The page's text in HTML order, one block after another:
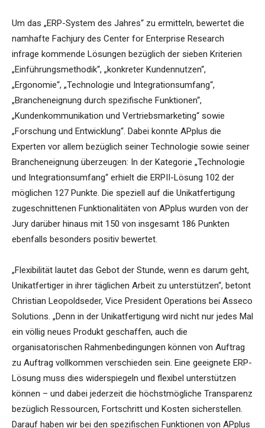
Um das „ERP-System des Jahres“ zu ermitteln, bewertet die
namhafte Fachjury des Center for Enterprise Research
infrage kommende Lösungen bezüglich der sieben Kriterien
„Einführungsmethodik“, „konkreter Kundennutzen“,
„Ergonomie“, „Technologie und Integrationsumfang“,
„Brancheneignung durch spezifische Funktionen“,
„Kundenkommunikation und Vertriebsmarketing“ sowie
„Forschung und Entwicklung“. Dabei konnte APplus die
Experten vor allem bezüglich seiner Technologie sowie seiner
Brancheneignung überzeugen: In der Kategorie „Technologie
und Integrationsumfang“ erhielt die ERPII-Lösung 102 der
möglichen 127 Punkte. Die speziell auf die Unikatfertigung
zugeschnittenen Funktionalitäten von APplus wurden von der
Jury darüber hinaus mit 150 von insgesamt 186 Punkten
ebenfalls besonders positiv bewertet.
„Flexibilität lautet das Gebot der Stunde, wenn es darum geht,
Unikatfertiger in ihrer täglichen Arbeit zu unterstützen“, betont
Christian Leopoldseder, Vice President Operations bei Asseco
Solutions. „Denn in der Unikatfertigung wird nicht nur jedes Mal
ein völlig neues Produkt geschaffen, auch die
organisatorischen Rahmenbedingungen können von Auftrag
zu Auftrag vollkommen verschieden sein. Eine geeignete ERP-
Lösung muss dies widerspiegeln und flexibel unterstützen
können – und dabei jederzeit die höchstmögliche Transparenz
bezüglich Ressourcen, Fortschritt und Kosten sicherstellen.
Darauf haben wir bei den spezifischen Funktionen von APplus